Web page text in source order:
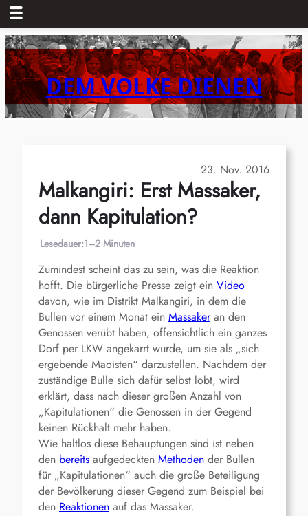
Zum
Inhalt
springenDEM VOLKE DIENEN
23. Nov. 2016
Malkangiri: Erst Massaker,
dann Kapitulation?
Lesedauer:1–2 Minuten
Zumindest scheint das zu sein, was die Reaktion
hofft. Die bürgerliche Presse zeigt ein Video
davon, wie im Distrikt Malkangiri, in dem die
Bullen vor einem Monat ein Massakeran den
Genossen verübt haben, offensichtlich ein ganzes
Dorf per LKW angekarrt wurde, um sie als „sich
ergebende Maoisten“ darzustellen. Nachdem der
zuständige Bulle sich dafür selbst lobt, wird
erklärt, dass nach dieser großen Anzahl von
„Kapitulationen“ die Genossen in der Gegend
keinen Rückhalt mehr haben.
Wie haltlos diese Behauptungen sind ist neben
den bereits aufgedeckten Methoden der Bullen
für „Kapitulationen“ auch die große Beteiligung
der Bevölkerung dieser Gegend zum Beispiel bei
den Reaktionen auf das Massaker.